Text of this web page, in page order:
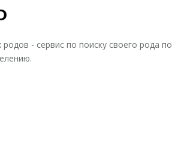
- сервис по поиску своего рода по